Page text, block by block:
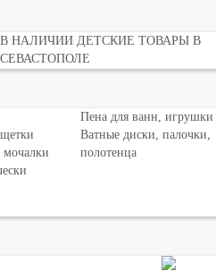
В НАЛИЧИИ ДЕТСКИЕ ТОВАРЫ В
СЕВАСТОПОЛЕ
Пена для ванн, игрушки
Ватные диски, палочки,
полотенца